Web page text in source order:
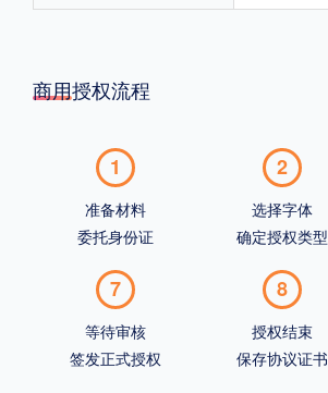
商用授权流程
1
准备材料
委托身份证
2
选择字体
确定授权类型
7
等待审核
签发正式授权
8
授权结束
保存协议证书